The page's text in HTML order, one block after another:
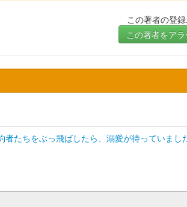
この著者の登
この著者をア
たちをぶっ飛ばしたら、溺愛が待っていまし